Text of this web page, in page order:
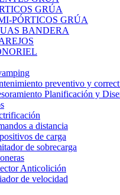
GRÚA
PÓRTICOS GRÚA
BANDERA
preventivo y
Planificación y
a distancia
de carga
de sobrecarga
Anticolición
de velocidad